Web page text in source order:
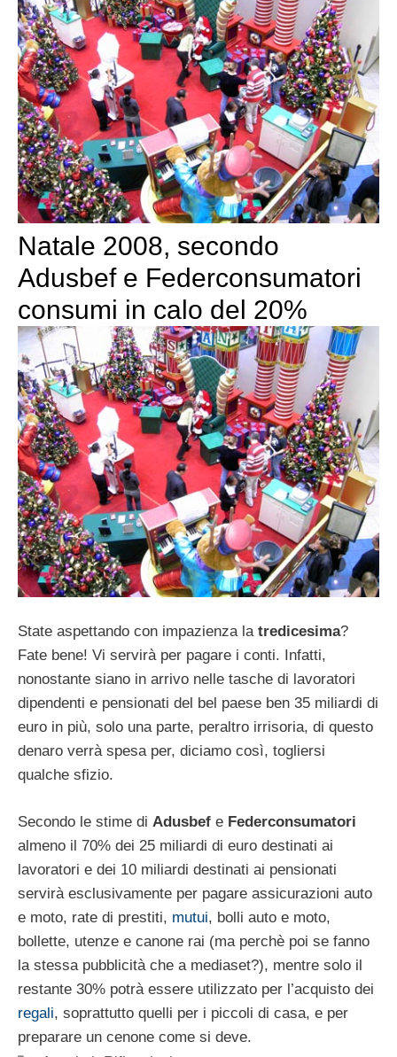
Natale 2008, secondo
Adusbef e Federconsumatori
consumi in calo del 20%
State aspettando con impazienza la tredicesima?
Fate bene! Vi servirà per pagare i conti. Infatti,
nonostante siano in arrivo nelle tasche di lavoratori
dipendenti e pensionati del bel paese ben 35 miliardi di
euro in più, solo una parte, peraltro irrisoria, di questo
denaro verrà spesa per, diciamo così, togliersi
qualche sfizio.
Secondo le stime di Adusbef e Federconsumatori
almeno il 70% dei 25 miliardi di euro destinati ai
lavoratori e dei 10 miliardi destinati ai pensionati
servirà esclusivamente per pagare assicurazioni auto
e moto, rate di prestiti, mutui, bolli auto e moto,
bollette, utenze e canone rai (ma perchè poi se fanno
la stessa pubblicità che a mediaset?), mentre solo il
restante 30% potrà essere utilizzato per l’acquisto dei
regali, soprattutto quelli per i piccoli di casa, e per
preparare un cenone come si deve.